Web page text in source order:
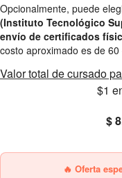
Opcionalmente, puede
(Instituto Tecnológico
envío de certificados
costo aproximado es de 60
Valor total de cursado
$1
$
🔥 Oferta